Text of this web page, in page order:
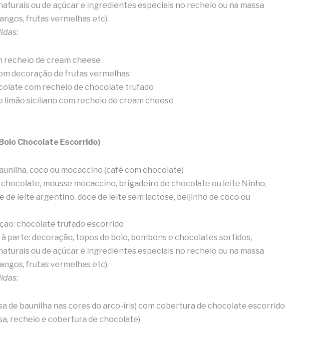
ou de açúcar e ingredientes especiais no recheio ou na massa
frutas vermelhas etc).
recheio de cream cheese
decoração de frutas vermelhas
com recheio de chocolate trufado
limão siciliano com recheio de cream cheese
Chocolate Escorrido)
coco ou mocaccino (café com chocolate)
chocolate, mousse mocaccino, brigadeiro de chocolate ou leite Ninho,
de leite argentino, doce de leite sem lactose, beijinho de coco ou
chocolate trufado escorrido
parte: decoração, topos de bolo, bombons e chocolates sortidos,
ou de açúcar e ingredientes especiais no recheio ou na massa
frutas vermelhas etc).
de baunilha nas cores do arco-íris) com cobertura de chocolate escorrido
recheio e cobertura de chocolate)